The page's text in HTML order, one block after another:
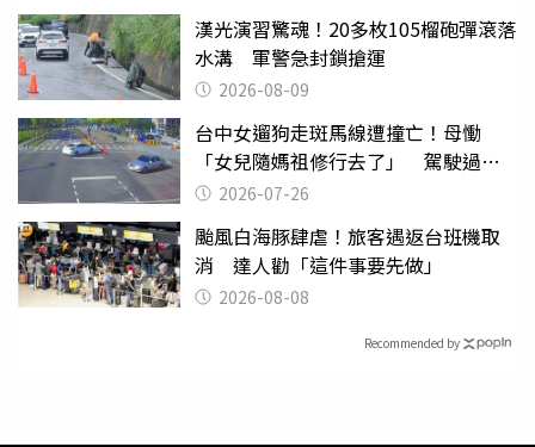
漢光演習驚魂！20多枚105榴砲彈滾落
水溝 軍警急封鎖搶運
2026-08-09
台中女遛狗走斑馬線遭撞亡！母慟
「女兒隨媽祖修行去了」 駕駛過失
致死判9月
2026-07-26
颱風白海豚肆虐！旅客遇返台班機取
消 達人勸「這件事要先做」
2026-08-08
Recommended by